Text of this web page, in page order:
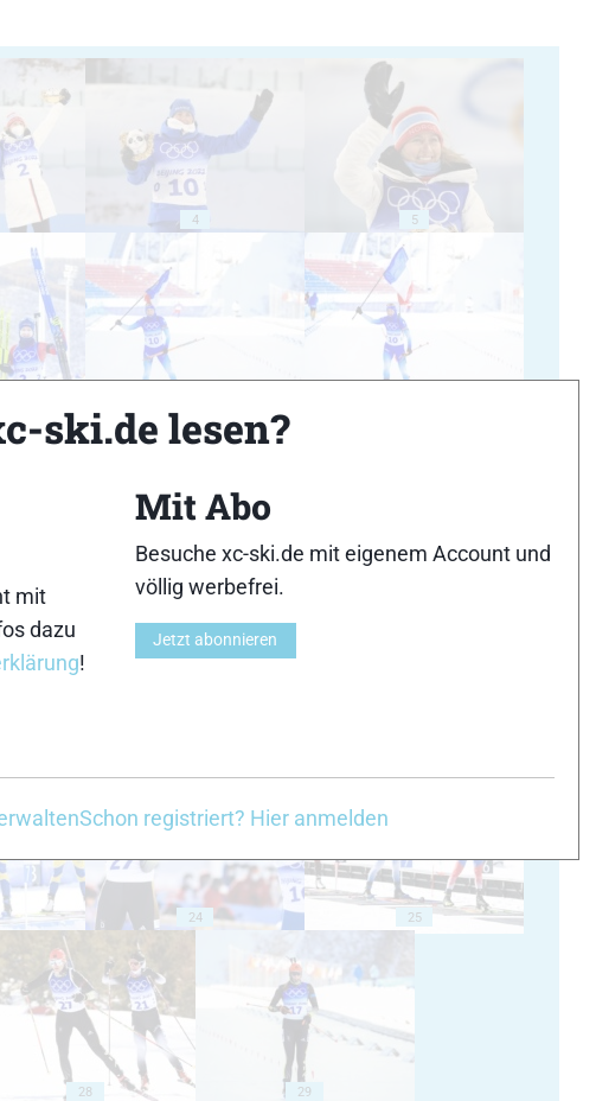
4 5
24 25
28 29
ski.de lesen?
mit
dazu
!
Mit Abo
Besuche xc-ski.de mit eigenem Account und
völlig werbefrei.
Jetzt abonnieren
Schon registriert? Hier anmelden